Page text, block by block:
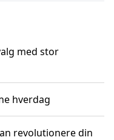
med stor
hverdag
revolutionere din